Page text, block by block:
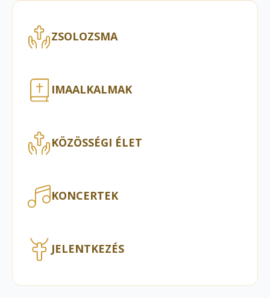
ZSOLOZSMA
IMAALKALMAK
KÖZÖSSÉGI ÉLET
KONCERTEK
JELENTKEZÉS